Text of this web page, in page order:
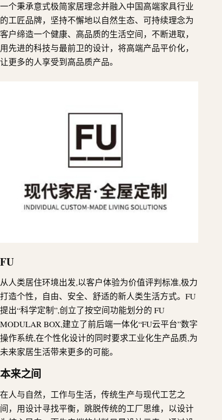
一个秉承意式极简家居理念并融入中国高端家具行业
的工匠品牌，坚持不懈地以自然生态、可持续理念为
客户缔造一个健康、高品质的生活空间，不断进取，
用先进的科技与最前卫的设计，将高端产品平价化，
让更多的人享受到高品质产品。
FU
从人类居住环境出发,以客户体验为价值评判标准,极力
打造个性，自由、安全、舒适的新人类生活方式。FU
提出“科学定制”,创立了按空间功能划分的 FU
MODULAR BOX,建立了前后端一体化“FU云平台”数字
操作系统,在个性化设计的同时要求工业化生产品质,为
未来家居生活带来更多的可能。
本来之间
在人与自然，工作与生活，传统生产与现代工艺之
间，用设计寻找平衡，跳脱传统的工厂思维，以设计